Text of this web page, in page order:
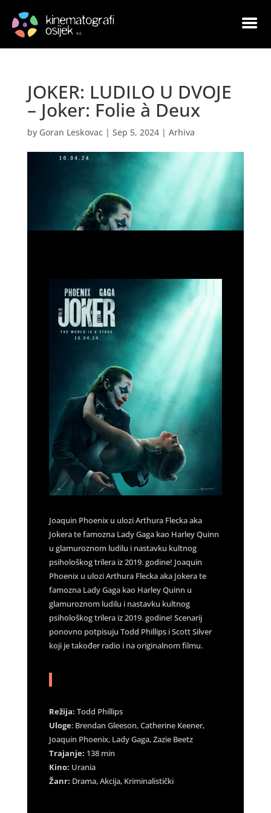
JOKER: LUDILO U DVOJE
– Joker: Folie à Deux
by Goran Leskovac| Sep 5, 2024| Arhiva
Joaquin Phoenix u ulozi Arthura Flecka aka
Jokera te famozna Lady Gaga kao Harley Quinn
u glamuroznom ludilu i nastavku kultnog
psihološkog trilera iz 2019. godine! Joaquin
Phoenix u ulozi Arthura Flecka aka Jokera te
famozna Lady Gaga kao Harley Quinn u
glamuroznom ludilu i nastavku kultnog
psihološkog trilera iz 2019. godine! Scenarij
ponovno potpisuju Todd Phillips i Scott Silver
koji je također radio i na originalnom filmu.
Režija: Todd Phillips
Uloge: Brendan Gleeson, Catherine Keener,
Joaquin Phoenix, Lady Gaga, Zazie Beetz
Trajanje: 138 min
Kino: Urania
Žanr: Drama, Akcija, Kriminalistički